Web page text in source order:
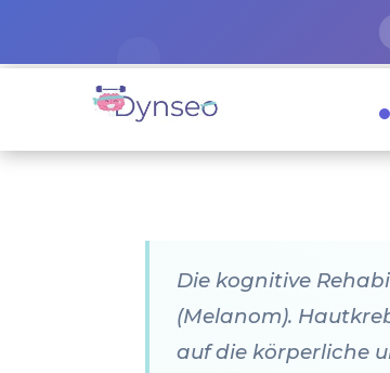
Die kognitive
(Melanom).
auf die körperliche